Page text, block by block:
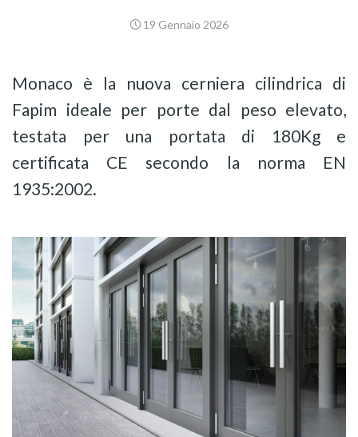
19 Gennaio 2026
Monaco è la nuova cerniera cilindrica di
Fapim ideale per porte dal peso elevato,
testata per una portata di 180Kg e
certificata CE secondo la norma EN
1935:2002.